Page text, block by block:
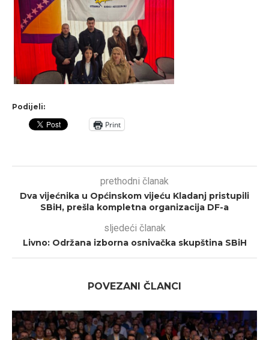
Podijeli:
Print
prethodni članak
Dva vijećnika u Općinskom vijeću Kladanj pristupili
SBiH, prešla kompletna organizacija DF-a
sljedeći članak
Livno: Održana izborna osnivačka skupština SBiH
POVEZANI ČLANCI